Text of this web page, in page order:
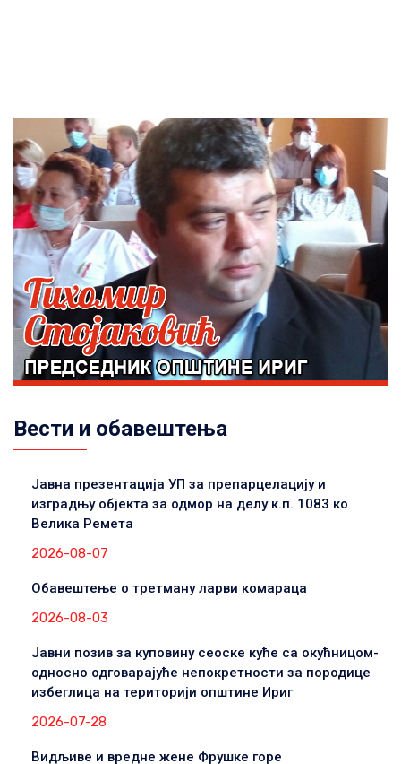
Вести и обавештења
Јавна презентација УП за препарцелацију и
изградњу објекта за одмор на делу к.п. 1083 ко
Велика Ремета
2026-08-07
Обавештење о третману ларви комараца
2026-08-03
Јавни позив за куповину сеоске куће са окућницом-
односно одговарајуће непокретности за породице
избеглица на територији општине Ириг
2026-07-28
Видљиве и вредне жене Фрушке горе